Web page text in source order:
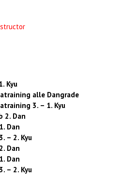
Kyu
alle Dangrade
3. – 1. Kyu
2. Dan
Dan
– 2. Kyu
Dan
Dan
– 2. Kyu